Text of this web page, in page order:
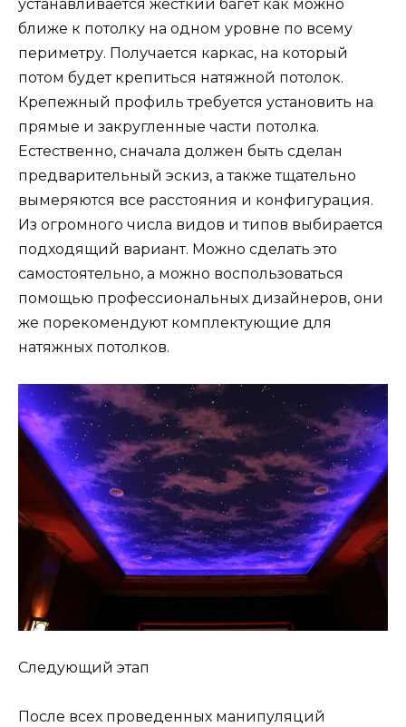
устанавливается жесткий багет как можно
ближе к потолку на одном уровне по всему
периметру. Получается каркас, на который
потом будет крепиться натяжной потолок.
Крепежный профиль требуется установить на
прямые и закругленные части потолка.
Естественно, сначала должен быть сделан
предварительный эскиз, а также тщательно
вымеряются все расстояния и конфигурация.
Из огромного числа видов и типов выбирается
подходящий вариант. Можно сделать это
самостоятельно, а можно воспользоваться
помощью профессиональных дизайнеров, они
же порекомендуют комплектующие для
натяжных потолков.
Следующий этап
После всех проведенных манипуляций